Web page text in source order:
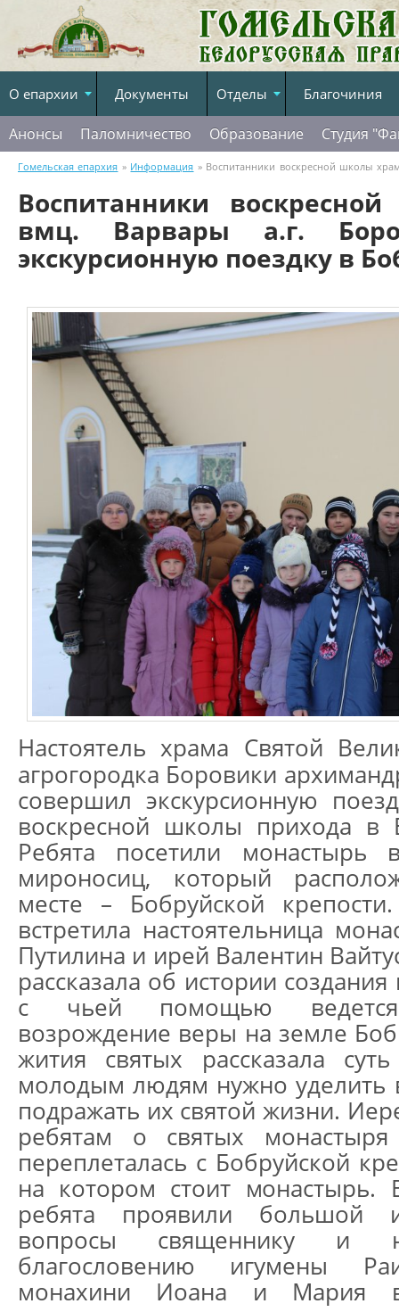
О епархии Документы Отделы Благочиния
Анонсы Паломничество Образование Студия
Гомельская епархия » Информация » Воспитанники воскресной школы
экскурсионную поездку в Бобруйскую епархию
Воспитанники
вмц. Варвары а.г.
экскурсионную поездку в
Настоятель храма Святой
агрогородка Боровики
совершил экскурсионную
воскресной школы прихода в
Ребята посетили
мироносиц, который
месте – Бобруйской
встретила настоятельница
Путилина и ирей Валентин
рассказала об истории
с чьей помощью ведется
возрождение веры на земле
жития святых рассказала
молодым людям нужно уделить
подражать их святой жизни.
ребятам о святых
переплеталась с Бобруйской
на котором стоит монастырь.
ребята проявили большой
вопросы священнику и
благословению игумены
монахини Иоана и Мария